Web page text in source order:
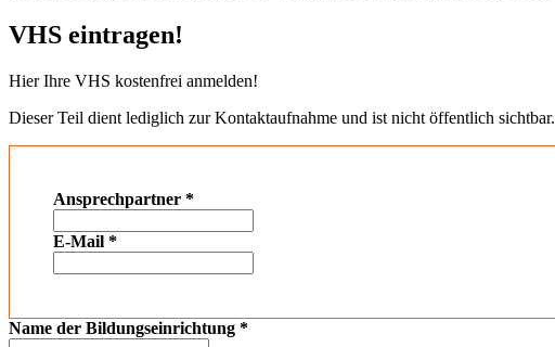
VHS eintragen!
Hier Ihre VHS kostenfrei anmelden!
Dieser Teil dient lediglich zur Kontaktaufnahme und ist nicht öffentlich sichtbar.
Ansprechpartner *
E-Mail *
Name der Bildungseinrichtung *